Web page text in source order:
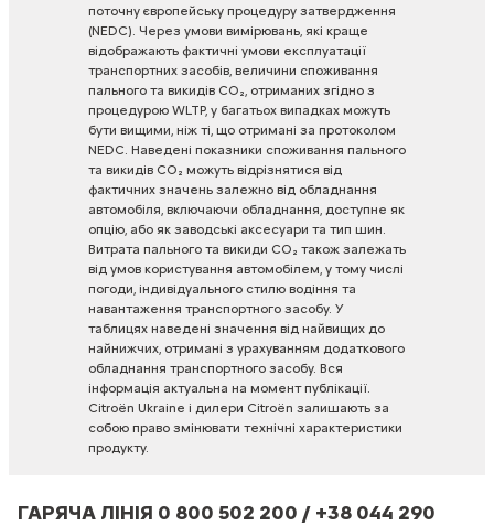
поточну європейську процедуру затвердження
(NEDC). Через умови вимірювань, які краще
відображають фактичні умови експлуатації
транспортних засобів, величини споживання
пального та викидів CO₂, отриманих згідно з
процедурою WLTP, у багатьох випадках можуть
бути вищими, ніж ті, що отримані за протоколом
NEDC. Наведені показники споживання пального
та викидів CO₂ можуть відрізнятися від
фактичних значень залежно від обладнання
автомобіля, включаючи обладнання, доступне як
опцію, або як заводські аксесуари та тип шин.
Витрата пального та викиди CO₂ також залежать
від умов користування автомобілем, у тому числі
погоди, індивідуального стилю водіння та
навантаження транспортного засобу. У
таблицях наведені значення від найвищих до
найнижчих, отримані з урахуванням додаткового
обладнання транспортного засобу. Вся
інформація актуальна на момент публікації.
Citroën Ukraine і дилери Citroën залишають за
собою право змінювати технічні характеристики
продукту.
ГАРЯЧА ЛІНІЯ 0 800 502 200 / +38 044 290